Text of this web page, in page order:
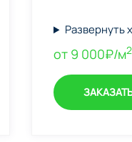
Развернуть
от 9 000₽/м2